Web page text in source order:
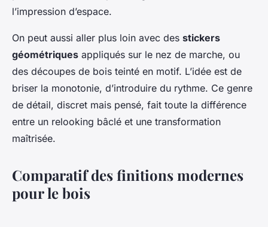
l’impression d’espace.
On peut aussi aller plus loin avec des stickers
géométriques appliqués sur le nez de marche, ou
des découpes de bois teinté en motif. L’idée est de
briser la monotonie, d’introduire du rythme. Ce genre
de détail, discret mais pensé, fait toute la différence
entre un relooking bâclé et une transformation
maîtrisée.
Comparatif des finitions modernes
pour le bois